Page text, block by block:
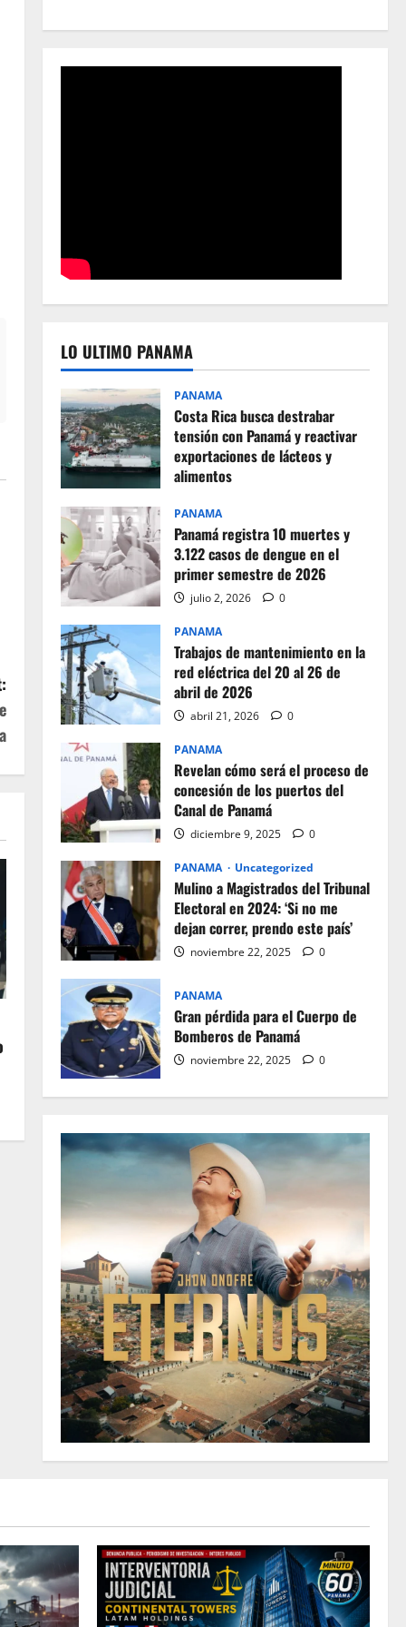
LO ULTIMO PANAMA
PANAMA
Costa Rica busca destrabar
tensión con Panamá y reactivar
exportaciones de lácteos y
alimentos
PANAMA
Panamá registra 10 muertes y
3.122 casos de dengue en el
primer semestre de 2026
julio 2, 2026 0
PANAMA
Trabajos de mantenimiento en la
red eléctrica del 20 al 26 de
abril de 2026
abril 21, 2026 0
PANAMA
Revelan cómo será el proceso de
concesión de los puertos del
Canal de Panamá
diciembre 9, 2025 0
PANAMA Uncategorized
Mulino a Magistrados del Tribunal
Electoral en 2024: ‘Si no me
dejan correr, prendo este país’
noviembre 22, 2025 0
PANAMA
Gran pérdida para el Cuerpo de
Bomberos de Panamá
noviembre 22, 2025 0